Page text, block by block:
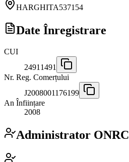
HARGHITA537154
Date Înregistrare
CUI
24911491
Nr. Reg. Comerțului
J2008001176199
An Înființare
2008
Administrator ONRC